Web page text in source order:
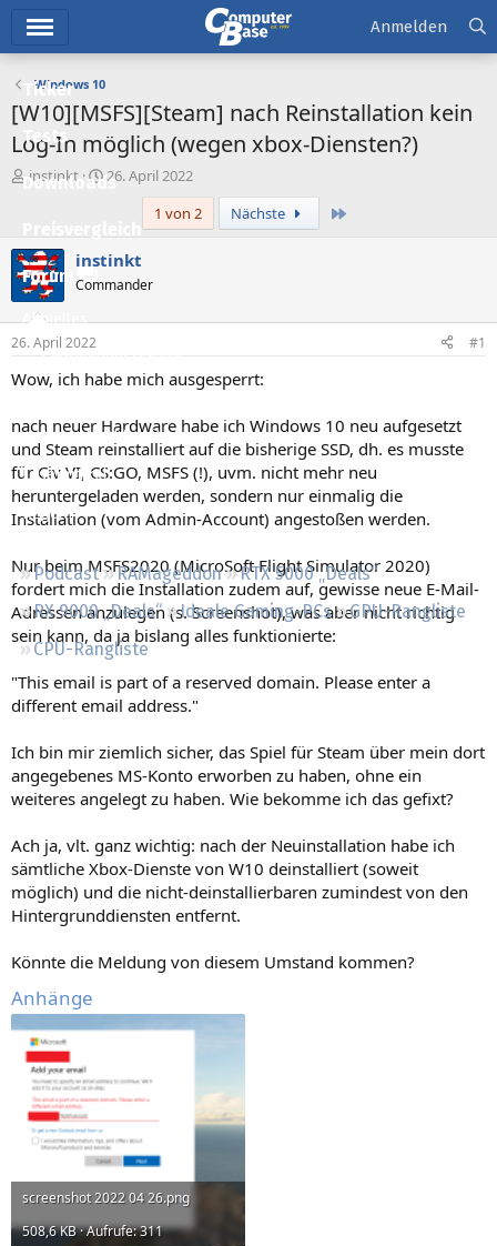
Ticker
Tests
Downloads
Forum
Aktuelles
Empfohlene Inhalte
Neueste Aktivitäten
Leserartikel
Regeln
Podcast RAMageddon
RTX 5000 „Deals“
RX 9000 „Deals“
Ideale Gaming-PCs
GPU-Rangliste
CPU-Rangliste
Anmelden
Windows 10
[W10][MSFS][Steam] nach Reinstallation kein
Log-In möglich (wegen xbox-Diensten?)
E
t
e
l
l
e
instinkt
E
t
e
l
m
26. April 2022
1 von 2
Nächste
instinkt
Commander
26. April 2022 #1
Wow, ich habe mich ausgesperrt:
nach neuer Hardware habe ich Windows 10 neu aufgesetzt
und Steam reinstalliert auf die bisherige SSD, dh. es musste
für Civ VI, CS:GO, MSFS (!), uvm. nicht mehr neu
heruntergeladen werden, sondern nur einmalig die
Installation (vom Admin-Account) angestoßen werden.
Nur beim MSFS2020 (MicroSoft Flight Simulator 2020)
fordert mich die Installation zudem auf, gewisse neue E-Mail-
Adressen anzulegen (s. Screenshot), was aber nicht richtig
sein kann, da ja bislang alles funktionierte:
"This email is part of a reserved domain. Please enter a
different email address."
Ich bin mir ziemlich sicher, das Spiel für Steam über mein dort
angegebenes MS-Konto erworben zu haben, ohne ein
weiteres angelegt zu haben. Wie bekomme ich das gefixt?
Ach ja, vlt. ganz wichtig: nach der Neuinstallation habe ich
sämtliche Xbox-Dienste von W10 deinstalliert (soweit
möglich) und die nicht-deinstallierbaren zumindest von den
Hintergrunddiensten entfernt.
Könnte die Meldung von diesem Umstand kommen?
Anhänge
screenshot 2022 04 26.png
508,6 KB · Aufrufe: 311